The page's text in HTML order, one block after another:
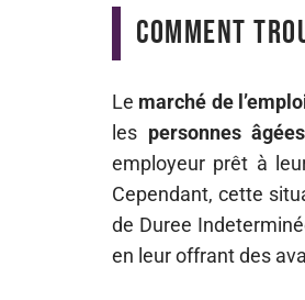
Comment
Le marché de
les personnes âgées
employeur prêt à
Cependant, cette
de Duree
en leur offrant des